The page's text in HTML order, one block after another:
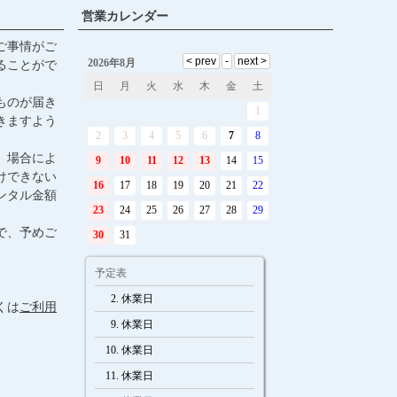
ップ
事情がご
ことがで
のが届き
ますよう
場合によ
できない
タル金額
、予めご
はご利用
営業カレンダー